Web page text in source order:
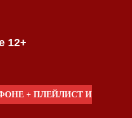
12+
+ ПЛЕЙЛИСТ И